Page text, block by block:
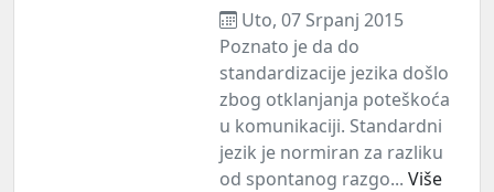
Uto, 07 Srpanj 2015
Poznato je da do
standardizacije jezika došlo
zbog otklanjanja poteškoća
u komunikaciji. Standardni
jezik je normiran za razliku
od spontanog razgo... Više